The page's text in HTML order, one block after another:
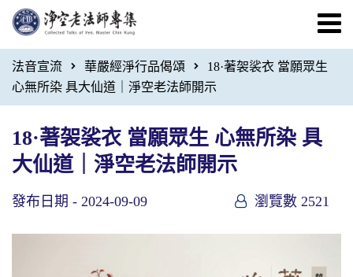
法音宣流 華嚴經淨行品偈頌
18·著袈裟衣 當願眾生
心無所染 具大仙道｜淨空老法師開示
18·著袈裟衣 當願眾生 心無所染 具
大仙道｜淨空老法師開示
發布日期 - 2024-09-09 瀏覽數 2521